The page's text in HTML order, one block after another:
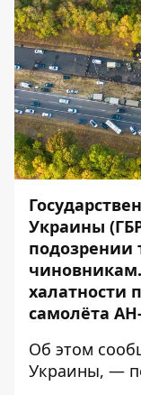
Украины
халатности
самолёта
Об этом
Украины, —